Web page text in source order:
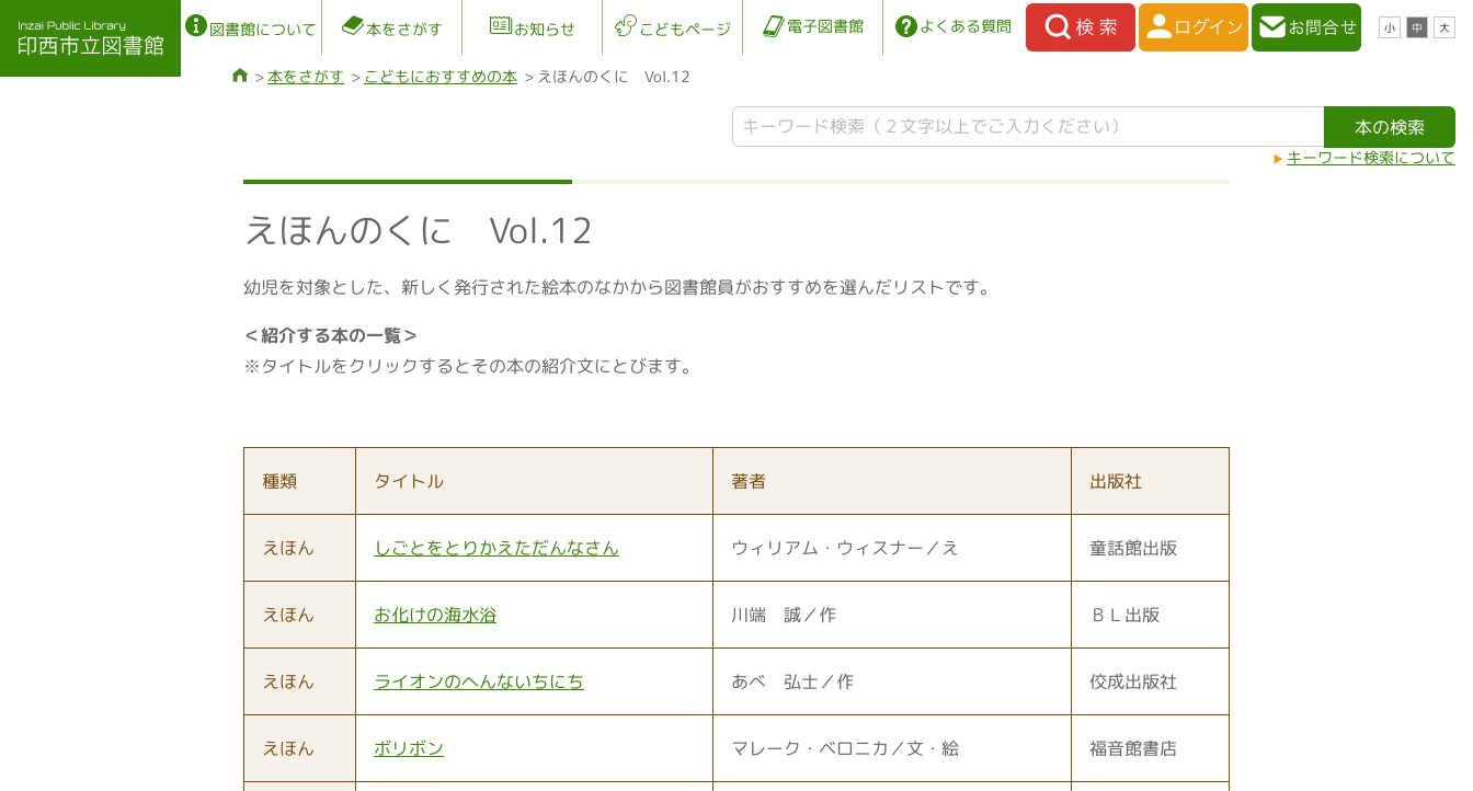
図書館について 本をさがす お知らせ こどもページ 電子図書館 よくある質問 小 中 大
本をさがす こどもにおすすめの本 えほんのくに Vol.12
キーワード検索について
えほんのくに Vol.12
幼児を対象とした、新しく発行された絵本のなかから図書館員がおすすめを選んだリストです。
＜紹介する本の一覧＞
※タイトルをクリックするとその本の紹介文にとびます。
種類 タイトル 著者 出版社
えほん しごとをとりかえただんなさん ウィリアム・ウィスナー／え 童話館出版
えほん お化けの海水浴 川端 誠／作 ＢＬ出版
えほん ライオンのへんないちにち あべ 弘士／作 佼成出版社
えほん ボリボン マレーク・ベロニカ／文・絵 福音館書店